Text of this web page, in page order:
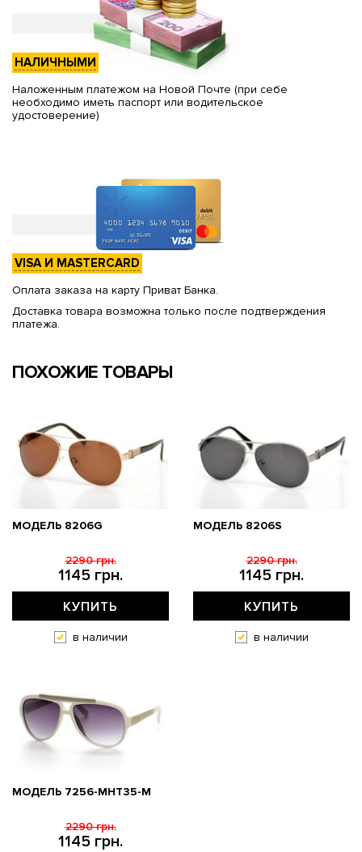
НАЛИЧНЫМИ
Наложенным платежом на Новой Почте (при себе
необходимо иметь паспорт или водительское
удостоверение)
VISA И MASTERCARD
Оплата заказа на карту Приват Банка.
Доставка товара возможна только после подтверждения
платежа.
ПОХОЖИЕ ТОВАРЫ
МОДЕЛЬ 8206G
1145 грн.
2290 грн.
КУПИТЬ
в наличии
МОДЕЛЬ 8206S
1145 грн.
2290 грн.
КУПИТЬ
в наличии
МОДЕЛЬ 7256-MHT35-M
1145 грн.
2290 грн.